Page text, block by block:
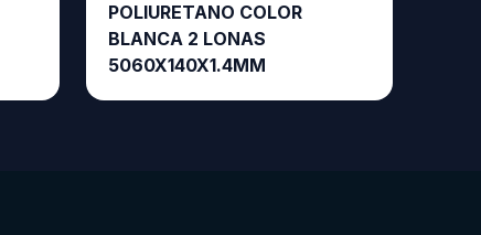
POLIURETANO COLOR
BLANCA 2 LONAS
5060X140X1.4MM